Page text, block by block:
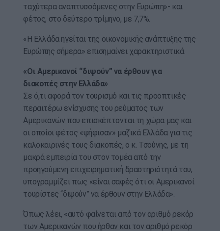
ταχύτερα αναπτυσσόμενες στην Ευρώπη»- και
φέτος, στο δεύτερο τρίμηνο, με 7,7%.
«Η Ελλάδα ηγείται της οικονομικής ανάπτυξης της
Ευρώπης σήμερα» επισημαίνει χαρακτηριστικά.
«Οι Αμερικανοί “διψούν” να έρθουν για
διακοπές στην Ελλάδα»
Σε ό,τι αφορά τον τουρισμό και τις προοπτικές
περαιτέρω ενίσχυσης του ρεύματος των
Αμερικανών που επισκέπτονται τη χώρα μας και
οι οποίοι φέτος «ψήφισαν» μαζικά Ελλάδα για τις
καλοκαιρινές τους διακοπές, ο κ. Τσούνης, με τη
μακρά εμπειρία του στον τομέα από την
προηγούμενη επιχειρηματική δραστηριότητά του,
υπογραμμίζει πως «είναι σαφές ότι οι Αμερικανοί
τουρίστες “διψούν” να έρθουν στην Ελλάδα».
Όπως λέει, «αυτό φαίνεται από τον αριθμό ρεκόρ
των Αμερικανών που ήρθαν και τον αριθμό ρεκόρ